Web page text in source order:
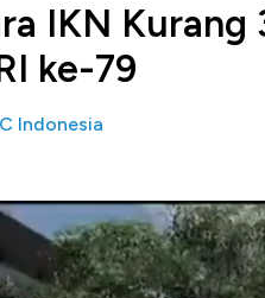
IKN Kurang
ke-79
Indonesia
- Bandara VVIP di Ibu Kota
pelaksanaan peringatan
landasan pacu